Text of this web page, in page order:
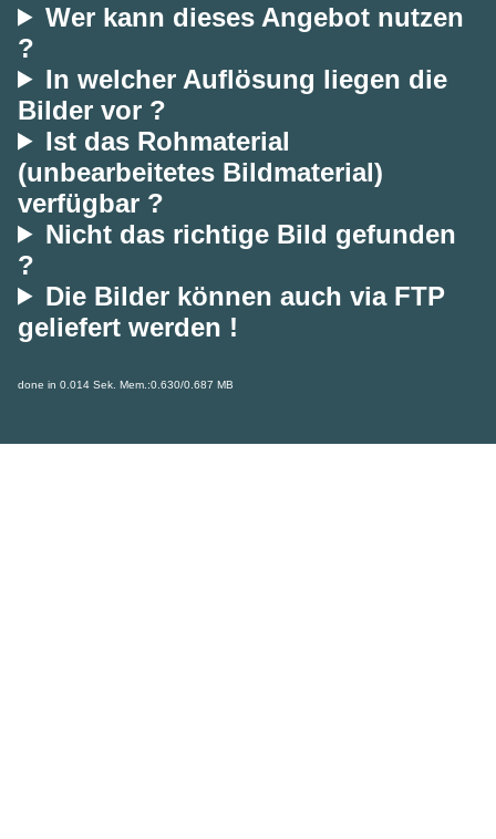
Wer kann dieses Angebot nutzen
?
In welcher Auflösung liegen die
Bilder vor ?
Ist das Rohmaterial
(unbearbeitetes Bildmaterial)
verfügbar ?
Nicht das richtige Bild gefunden
?
Die Bilder können auch via FTP
geliefert werden !
done in 0.014 Sek. Mem.:0.630/0.687 MB